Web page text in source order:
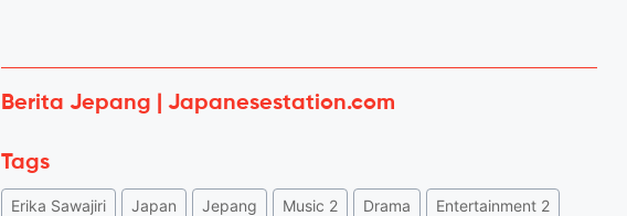
Berita Jepang | Japanesestation.com
Tags
Erika Sawajiri Japan Jepang Music 2 Drama Entertainment 2